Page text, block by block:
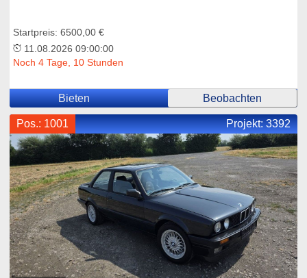
Startpreis: 6500,00 €
11.08.2026 09:00:00
Noch 4 Tage, 10 Stunden
Bieten Beobachten
Pos.: 1001 Projekt:3392